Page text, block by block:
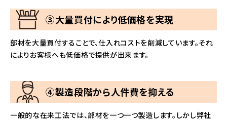
③大量買付により低価格を実現
部材を大量買付することで、仕入れコストを削減しています。それ
によりお客様へも低価格で提供が出来ます。
④製造段階から人件費を抑える
一般的な在来工法では、部材を一つ一つ製造します。しかし弊社